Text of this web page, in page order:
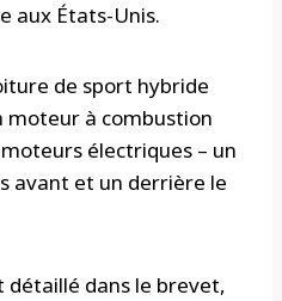
aux États-Unis.
de sport hybride
moteur à combustion
électriques – un
avant et un derrière le
détaillé dans le brevet,